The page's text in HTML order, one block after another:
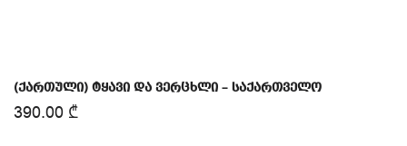
(ქართული) ტყავი და ვერცხლი – საქართველო
390.00 ₾